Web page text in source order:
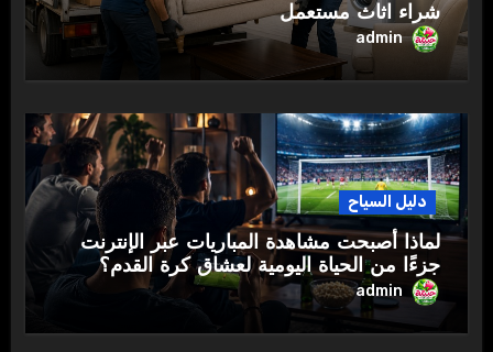
شراء اثاث مستعمل
admin
دليل السياح
لماذا أصبحت مشاهدة المباريات عبر الإنترنت
جزءًا من الحياة اليومية لعشاق كرة القدم؟
admin